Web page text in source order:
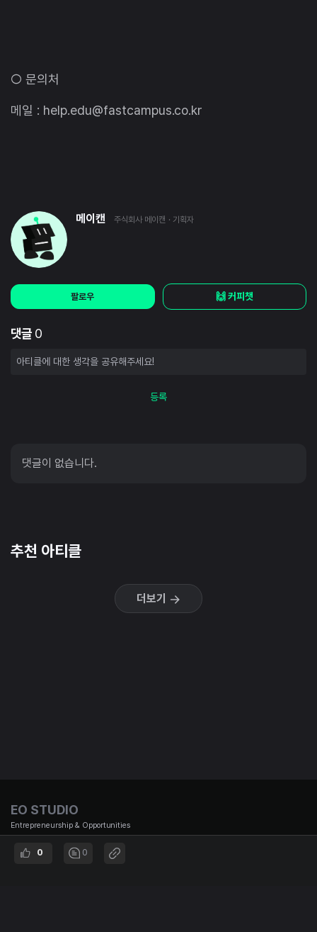
○ 문의처
메일 : help.edu@fastcampus.co.kr
메이캔 주식회사 메이캔 · 기획자
팔로우 🙌 커피챗
댓글 0
등록
댓글이 없습니다.
추천 아티클
더보기
0 0
EO STUDIO
Entrepreneurship & Opportunities